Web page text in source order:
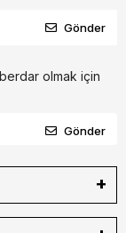
Gönder
olmak için
Gönder